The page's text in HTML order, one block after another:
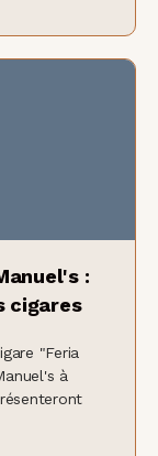
:
cigares
"Feria
à